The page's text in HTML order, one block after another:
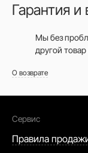
Гарантия и
Мы без
другой
О возврате
Сервис
Правила